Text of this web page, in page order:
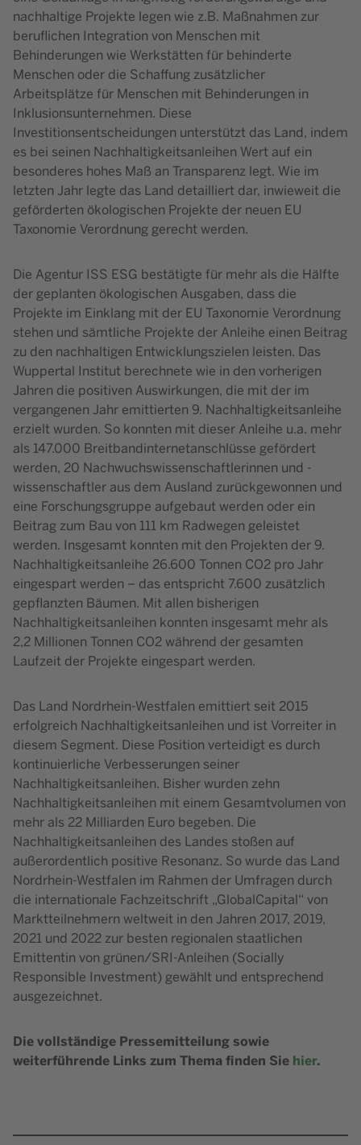
nachhaltige Projekte legen wie z.B. Maßnahmen zur
beruflichen Integration von Menschen mit
Behinderungen wie Werkstätten für behinderte
Menschen oder die Schaffung zusätzlicher
Arbeitsplätze für Menschen mit Behinderungen in
Inklusionsunternehmen. Diese
Investitionsentscheidungen unterstützt das Land, indem
es bei seinen Nachhaltigkeitsanleihen Wert auf ein
besonderes hohes Maß an Transparenz legt. Wie im
letzten Jahr legte das Land detailliert dar, inwieweit die
geförderten ökologischen Projekte der neuen EU
Taxonomie Verordnung gerecht werden.
Die Agentur ISS ESG bestätigte für mehr als die Hälfte
der geplanten ökologischen Ausgaben, dass die
Projekte im Einklang mit der EU Taxonomie Verordnung
stehen und sämtliche Projekte der Anleihe einen Beitrag
zu den nachhaltigen Entwicklungszielen leisten. Das
Wuppertal Institut berechnete wie in den vorherigen
Jahren die positiven Auswirkungen, die mit der im
vergangenen Jahr emittierten 9. Nachhaltigkeitsanleihe
erzielt wurden. So konnten mit dieser Anleihe u.a. mehr
als 147.000 Breitbandinternetanschlüsse gefördert
werden, 20 Nachwuchswissenschaftlerinnen und -
wissenschaftler aus dem Ausland zurückgewonnen und
eine Forschungsgruppe aufgebaut werden oder ein
Beitrag zum Bau von 111 km Radwegen geleistet
werden. Insgesamt konnten mit den Projekten der 9.
Nachhaltigkeitsanleihe 26.600 Tonnen CO2 pro Jahr
eingespart werden – das entspricht 7.600 zusätzlich
gepflanzten Bäumen. Mit allen bisherigen
Nachhaltigkeitsanleihen konnten insgesamt mehr als
2,2 Millionen Tonnen CO2 während der gesamten
Laufzeit der Projekte eingespart werden.
Das Land Nordrhein-Westfalen emittiert seit 2015
erfolgreich Nachhaltigkeitsanleihen und ist Vorreiter in
diesem Segment. Diese Position verteidigt es durch
kontinuierliche Verbesserungen seiner
Nachhaltigkeitsanleihen. Bisher wurden zehn
Nachhaltigkeitsanleihen mit einem Gesamtvolumen von
mehr als 22 Milliarden Euro begeben. Die
Nachhaltigkeitsanleihen des Landes stoßen auf
außerordentlich positive Resonanz. So wurde das Land
Nordrhein-Westfalen im Rahmen der Umfragen durch
die internationale Fachzeitschrift „GlobalCapital“ von
Marktteilnehmern weltweit in den Jahren 2017, 2019,
2021 und 2022 zur besten regionalen staatlichen
Emittentin von grünen/SRI-Anleihen (Socially
Responsible Investment) gewählt und entsprechend
ausgezeichnet.
Die vollständige Pressemitteilung sowie
weiterführende Links zum Thema finden Sie hier.